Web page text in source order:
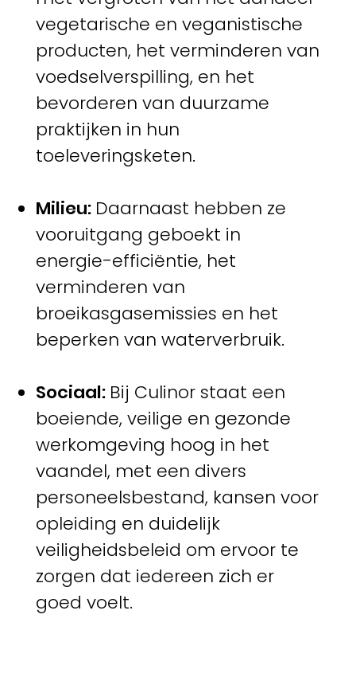
vegetarische en veganistische
producten, het verminderen van
voedselverspilling, en het
bevorderen van duurzame
praktijken in hun
toeleveringsketen.
Milieu: Daarnaast hebben ze
vooruitgang geboekt in
energie-efficiëntie, het
verminderen van
broeikasgasemissies en het
beperken van waterverbruik.
Sociaal: Bij Culinor staat een
boeiende, veilige en gezonde
werkomgeving hoog in het
vaandel, met een divers
personeelsbestand, kansen voor
opleiding en duidelijk
veiligheidsbeleid om ervoor te
zorgen dat iedereen zich er
goed voelt.